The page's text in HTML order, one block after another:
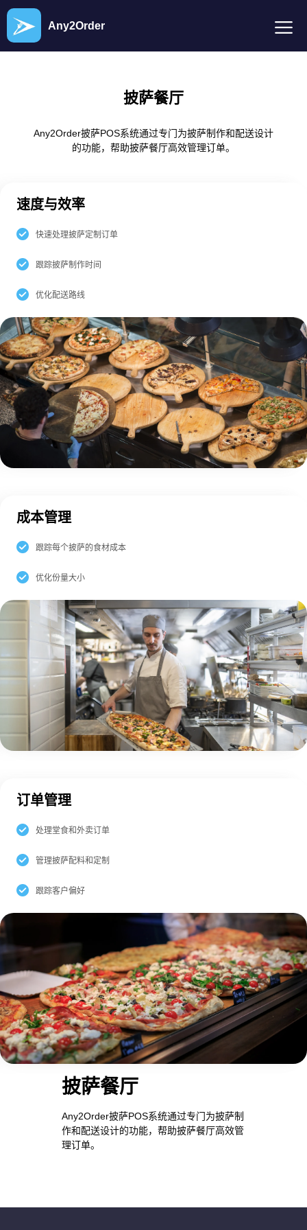
Any2Order
披萨餐厅
Any2Order披萨POS系统通过专门为披萨制作和配送设计
的功能，帮助披萨餐厅高效管理订单。
速度与效率
快速处理披萨定制订单
跟踪披萨制作时间
优化配送路线
成本管理
跟踪每个披萨的食材成本
优化份量大小
订单管理
处理堂食和外卖订单
管理披萨配料和定制
跟踪客户偏好
披萨餐厅
Any2Order披萨POS系统通过专门为披萨制
作和配送设计的功能，帮助披萨餐厅高效管
理订单。